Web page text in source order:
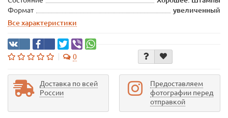
Формат
увеличенный
Все характеристики
0
Доставка по всей
России
Предоставляем
фотографии перед
отправкой